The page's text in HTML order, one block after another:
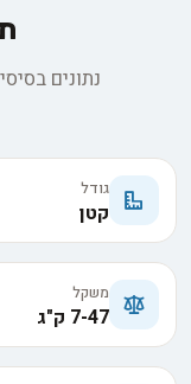
נתונים
גודל
קטן
משקל
7-47 ק"ג